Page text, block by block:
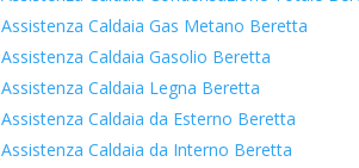
Assistenza Caldaia Gas Metano Beretta
Assistenza Caldaia Gasolio Beretta
Assistenza Caldaia Legna Beretta
Assistenza Caldaia da Esterno Beretta
Assistenza Caldaia da Interno Beretta